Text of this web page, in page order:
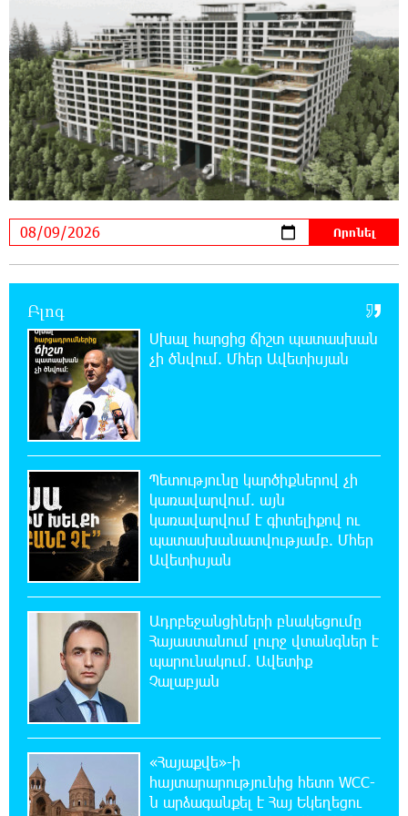
Ողբերգական դեպք՝ Երևանում․ Կիևյան
կամրջի տակ հայտնաբերվել է տղամարդու
մարմին
22:43:21 8-08-2026
Ադրբեջանի Սարով գյուղում տանը 18-ամյա
աղջկա դի է հայտնաբերվել
22:25:11 8-08-2026
Հայհիդրոմետի տնօրենը գրել է
22:07:09 8-08-2026
Արտակարգ դեպք՝ Երևանում․ կոտրել են
շենքի պատուհաններն ու դռները
21:48:41 8-08-2026
Ալիևն ու Թրամփը հեռախոսազրույց են
ունեցել
21:29:45 8-08-2026
«Ինտեր»-ը հաղթեց «Յուվենտուս»-ին
21:10:46 8-08-2026
Քրեական վարույթի շրջանակում անձի
անձնական և ընտանեկան կյանքին առնչվող
տվյալների անհարկի հրապարակումն անթույլատրելի է.
ՄԻՊ
20:51:38 8-08-2026
Զելենսկին ու Վուչիչը քննարկել են
համագործակցությունն ընդլայնելու
հնարավորությունները
20:33:21 8-08-2026
Հրդեհի ահազանգ Սայաթ-Նովա
պողոտայում. շենքից տարհանվել է 5
Բլոգ
Սխալ հարցից ճիշտ պատասխան
չի ծնվում. Մհեր Ավետիսյան
Պետությունը կարծիքներով չի
կառավարվում. այն
կառավարվում է գիտելիքով ու
պատասխանատվությամբ. Մհեր
Ավետիսյան
Ադրբեջանցիների բնակեցումը
Հայաստանում լուրջ վտանգներ է
պարունակում. Ավետիք
Չալաբյան
«Հայաքվե»-ի
հայտարարությունից հետո WCC-
ն արձագանքել է Հայ Եկեղեցու